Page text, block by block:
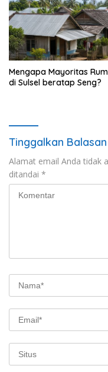
Mengapa Mayoritas
di Sulsel beratap Seng?
Tinggalkan Balasan
Alamat email Anda tidak
ditandai *